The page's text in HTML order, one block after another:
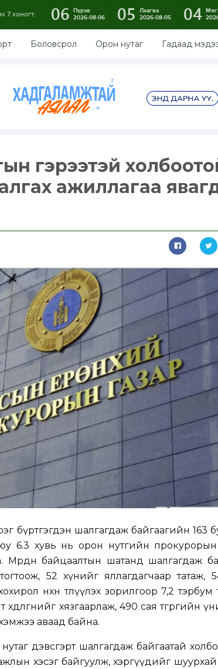
7 хоногт: 06 Пүрэв
2026-08-06
05
Лхагва
2026-08-05
04
Боловсрол Орон нутаг Гадаад
гэрээтэй
ажиллагаа
бүртгэгдэн шалгагдаж байгаагийн 163
6.3 хувь нь орон нутгийн
Мөрдөн байцаалтын шатанд шалгагдаж
52 хүнийг яллагдагчаар татаж,
нөхөн төлүүлэх зорилгоор 7,2 тэрбум
хязгаарлаж, 490 сая төгрөгийн
аваад байна.
дэвсгэрт шалгагдаж байгаатай
хэсэг байгуулж, хэргүүдийг